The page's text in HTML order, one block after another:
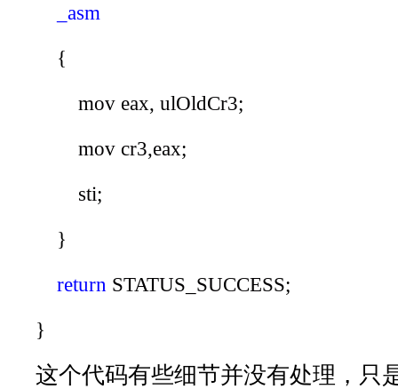
_asm
{
mov eax, ulOldCr3;
mov cr3,eax;
sti;
}
return STATUS_SUCCESS;
}
这个代码有些细节并没有处理，只